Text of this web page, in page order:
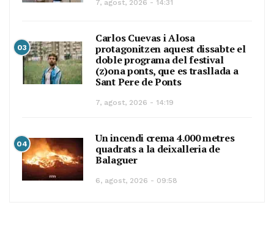
7, agost, 2026 - 14:31
03
Carlos Cuevas i Alosa
protagonitzen aquest dissabte el
doble programa del festival
(z)ona ponts, que es trasllada a
Sant Pere de Ponts
7, agost, 2026 - 14:19
04
Un incendi crema 4.000 metres
quadrats a la deixalleria de
Balaguer
6, agost, 2026 - 09:58